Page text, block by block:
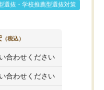
選抜・学校推薦型選抜対策
（税込）
合わせください
合わせください